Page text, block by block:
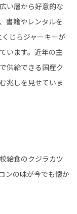
い層から好意的な
書籍やレンタルを
じらジャーキーが
います。近年の主
供給できる国産ク
兆しを見せていま
給食のクジラカツ
ンの味が今でも懐か